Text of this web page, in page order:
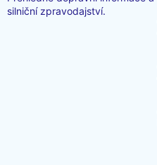
silniční zpravodajství.